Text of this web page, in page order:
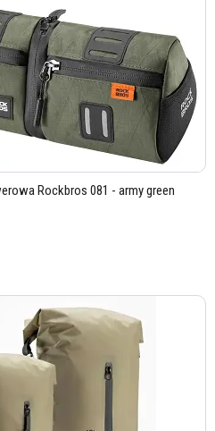
Rockbros 081 - army green